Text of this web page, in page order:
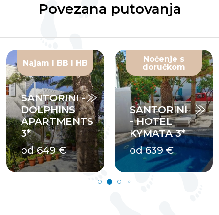
Povezana putovanja
Najam I BB I HB
SANTORINI -
DOLPHINS
APARTMENTS
3*
od 649 €
Noćenje s
doručkom
SANTORINI
- HOTEL
KYMATA 3*
od 639 €